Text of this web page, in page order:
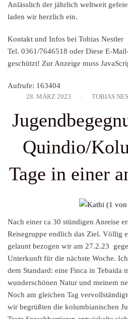
Anlässlich der jährlich weltweit
laden wir herzlich ein.
Kontakt und Infos bei Tobias Nestler
Tel. 0361/7646518 oder Diese E-
geschützt! Zur Anzeige muss
Aufrufe: 163404
28. MÄRZ 2023 TOBIAS
Quindio/
Tage in einer
Nach einer ca 30 stündigen Anreise
Reisegruppe endlich das Ziel. Völlig
gelaunt bezogen wir am 27.2.23
Unterkunft für die nächste Woche.
dem Standard: eine Finca in Tebaida
wunderschönen Natur und meinem
Noch am gleichen Tag
wir begrüßten die kolumbianischen